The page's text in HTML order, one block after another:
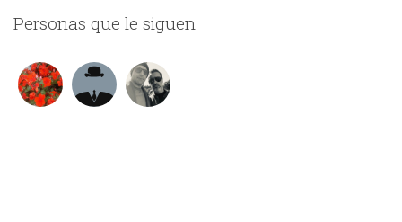
Personas que le siguen